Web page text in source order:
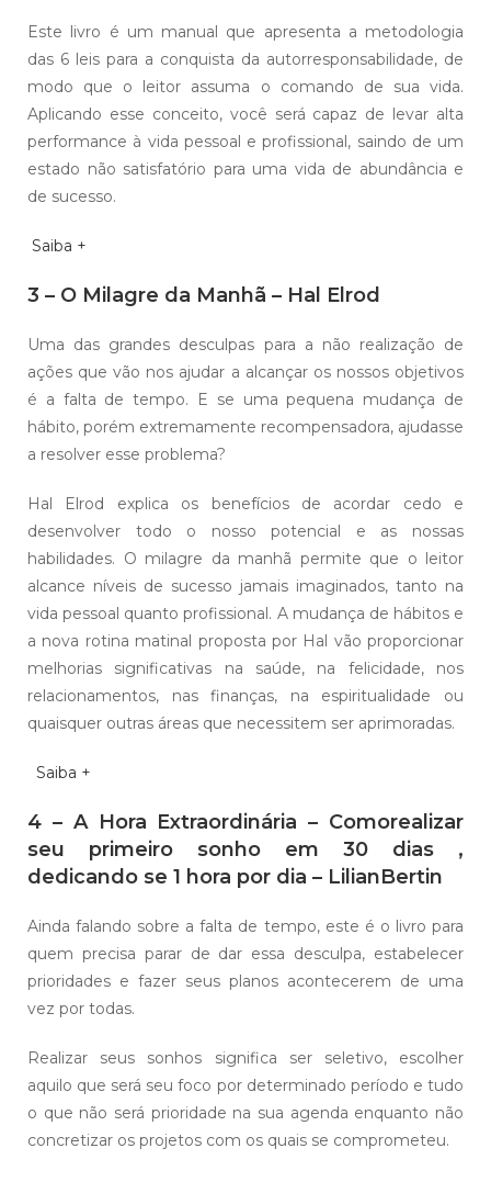
Este livro é um manual que apresenta a metodologia
das 6 leis para a conquista da autorresponsabilidade, de
modo que o leitor assuma o comando de sua vida.
Aplicando esse conceito, você será capaz de levar alta
performance à vida pessoal e profissional, saindo de um
estado não satisfatório para uma vida de abundância e
de sucesso.
Saiba +
3 – O Milagre da Manhã – Hal Elrod
Uma das grandes desculpas para a não realização de
ações que vão nos ajudar a alcançar os nossos objetivos
é a falta de tempo. E se uma pequena mudança de
hábito, porém extremamente recompensadora, ajudasse
a resolver esse problema?
Hal Elrod explica os benefícios de acordar cedo e
desenvolver todo o nosso potencial e as nossas
habilidades. O milagre da manhã permite que o leitor
alcance níveis de sucesso jamais imaginados, tanto na
vida pessoal quanto profissional. A mudança de hábitos e
a nova rotina matinal proposta por Hal vão proporcionar
melhorias significativas na saúde, na felicidade, nos
relacionamentos, nas finanças, na espiritualidade ou
quaisquer outras áreas que necessitem ser aprimoradas.
Saiba +
4 – A Hora Extraordinária – Comorealizar
seu primeiro sonho em 30 dias ,
dedicando se 1 hora por dia – LilianBertin
Ainda falando sobre a falta de tempo, este é o livro para
quem precisa parar de dar essa desculpa, estabelecer
prioridades e fazer seus planos acontecerem de uma
vez por todas.
Realizar seus sonhos significa ser seletivo, escolher
aquilo que será seu foco por determinado período e tudo
o que não será prioridade na sua agenda enquanto não
concretizar os projetos com os quais se comprometeu.